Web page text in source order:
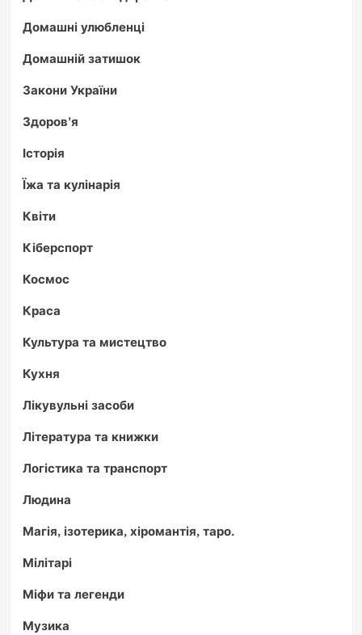
Домашні улюбленці
Домашній затишок
Закони України
Здоров'я
Історія
Їжа та кулінарія
Квіти
Кіберспорт
Космос
Краса
Культура та мистецтво
Кухня
Лікувульні засоби
Література та книжки
Логістика та транспорт
Людина
Магія, ізотерика, хіромантія, таро.
Мілітарі
Міфи та легенди
Музика